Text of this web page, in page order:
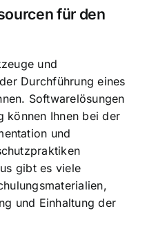
für den
und
Durchführung eines
Softwarelösungen
können Ihnen bei der
und
gibt es viele
und Einhaltung der